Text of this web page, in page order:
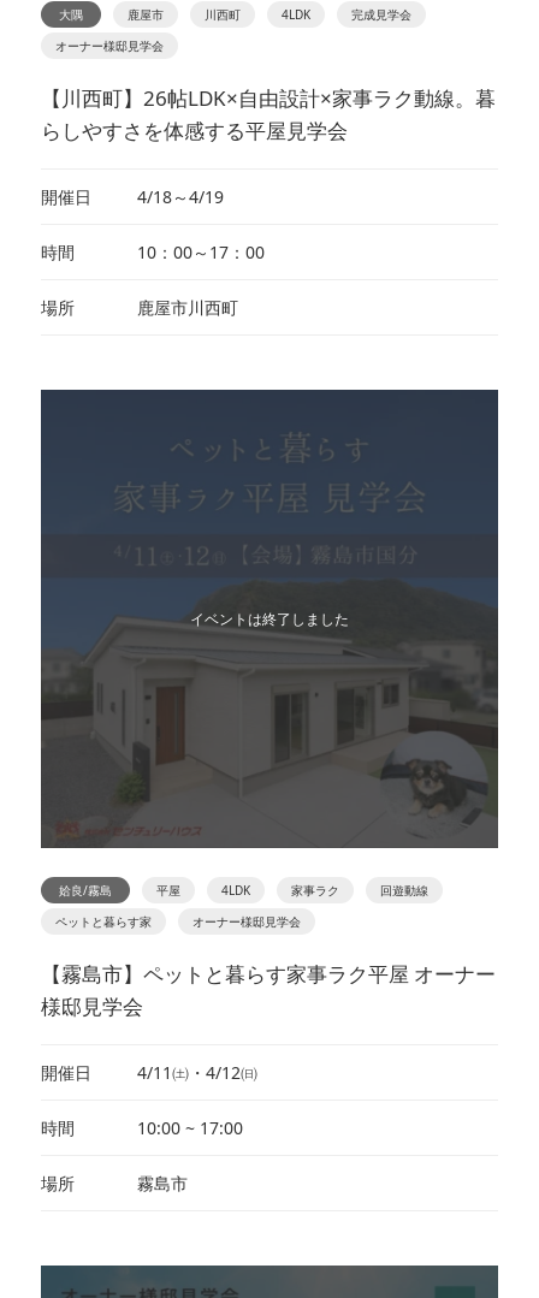
大隅 鹿屋市 川西町 4LDK
完成見学会
オーナー様邸見学会
【川西町】26帖LDK×自由設計×家事ラク動線。暮
らしやすさを体感する平屋見学会
開催日 4/18～4/19
時間 10：00～17：00
場所 鹿屋市川西町
イベントは終了しました
姶良/霧島 平屋 4LDK 家事ラク
回遊動線
ペットと暮らす家
オーナー様邸見学会
【霧島市】ペットと暮らす家事ラク平屋 オーナー
様邸見学会
開催日 4/11㈯・4/12㈰
時間 10:00 ~ 17:00
場所 霧島市